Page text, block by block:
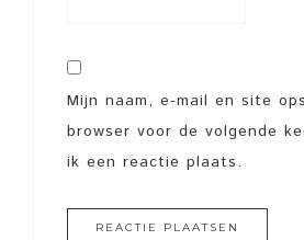
Mijn naam, e-mail en site
browser voor de volgende
ik een reactie plaats.